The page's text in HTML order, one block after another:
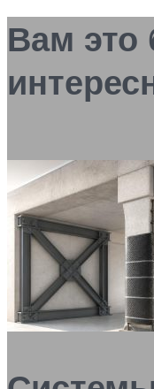
Вам это